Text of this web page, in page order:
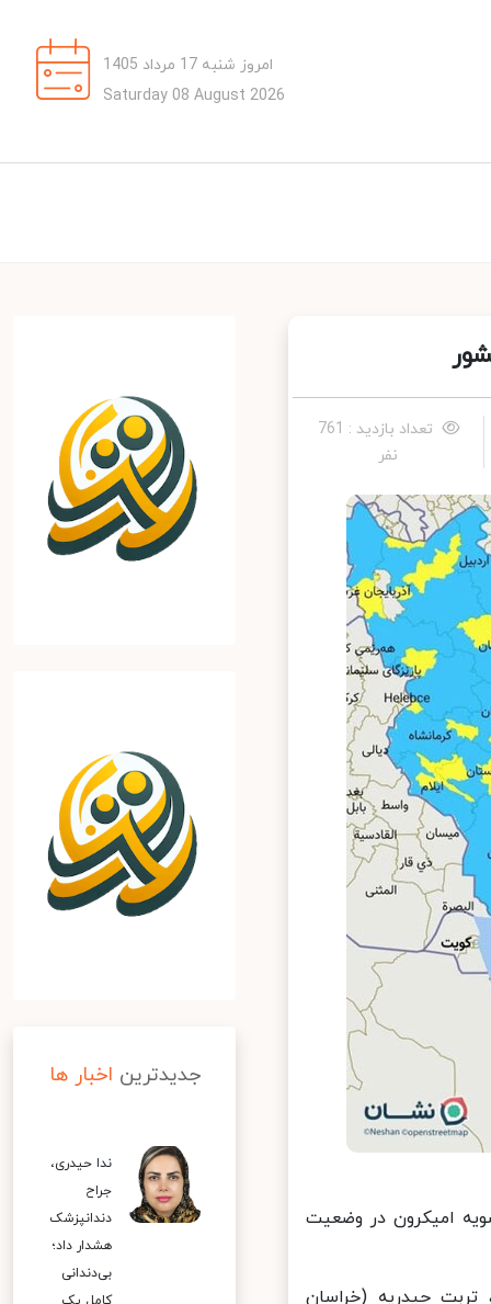
امروز شنبه 17 مرداد 1405
Saturday 08 August 2026
تعداد بازدید : 761
نفر
امیکرون در وضعیت
حیدریه (خراسان
جدیدترین اخبار ها
ندا حیدری،
جراح
دندانپزشک
هشدار داد؛
بی‌دندانی